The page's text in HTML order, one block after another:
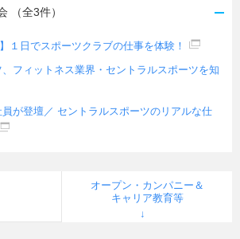
（全3件）
１日でスポーツクラブの仕事を体験！
、フィットネス業界・セントラルスポーツを知
員が登壇／ セントラルスポーツのリアルな仕
オープン・カンパニー＆
キャリア教育等